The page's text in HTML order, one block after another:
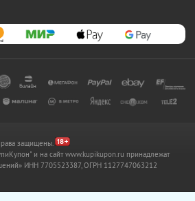
защищены.
и на сайт www.kupikupon.ru принадлежат
ИНН 7705523387, ОГРН 1127747063212